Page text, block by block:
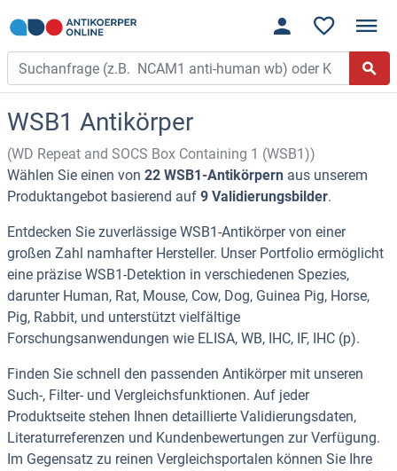
WSB1 Antikörper
(WD Repeat and SOCS Box Containing 1 (WSB1))
Wählen Sie einen von 22 WSB1-Antikörpern aus unserem
Produktangebot basierend auf 9 Validierungsbilder.
Entdecken Sie zuverlässige WSB1-Antikörper von einer
großen Zahl namhafter Hersteller. Unser Portfolio ermöglicht
eine präzise WSB1-Detektion in verschiedenen Spezies,
darunter Human, Rat, Mouse, Cow, Dog, Guinea Pig, Horse,
Pig, Rabbit, und unterstützt vielfältige
Forschungsanwendungen wie ELISA, WB, IHC, IF, IHC (p).
Finden Sie schnell den passenden Antikörper mit unseren
Such-, Filter- und Vergleichsfunktionen. Auf jeder
Produktseite stehen Ihnen detaillierte Validierungsdaten,
Literaturreferenzen und Kundenbewertungen zur Verfügung.
Im Gegensatz zu reinen Vergleichsportalen können Sie Ihre